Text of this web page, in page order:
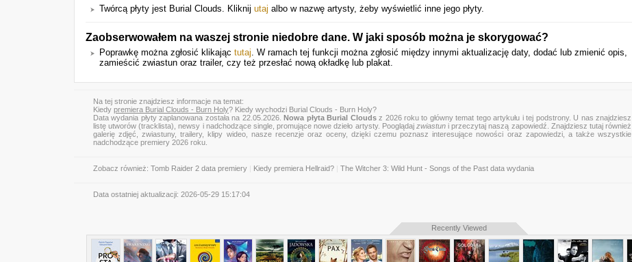
Twórcą płyty jest Burial Clouds. Kliknij utaj albo w nazwę artysty, żeby wyświetlić inne jego płyty.
Zaobserwowałem na waszej stronie niedobre dane. W jaki sposób można je skorygować?
Poprawkę można zgłosić klikając tutaj. W ramach tej funkcji można zgłosić między innymi aktualizację daty, dodać lub zmienić opis,
zamieścić zwiastun oraz trailer, czy też przesłać nową okładkę lub plakat.
Na tej stronie znajdziesz informacje na temat:
Kiedy premiera Burial Clouds - Burn Holy? Kiedy wychodzi Burial Clouds - Burn Holy?
Data wydania płyty zaplanowana została na 22.05.2026.Nowa płyta Burial Cloudsz 2026 roku to główny temat tego artykułu i tej podstrony. U nas znajdziesz
listę utworów (tracklista), newsy i nadchodzące single, promujące nowe dzieło artysty. Pooglądaj zwiastuni przeczytaj naszą zapowiedź. Znajdziesz tutaj również
galerię zdjęć, zwiastuny, trailery, klipy wideo, nasze recenzje oraz oceny, dzięki czemu poznasz interesujące nowości oraz zapowiedzi, a także wszystkie
nadchodzące premiery 2026 roku.
Zobacz również: Tomb Raider 2 data premiery Kiedy premiera Hellraid? The Witcher 3: Wild Hunt - Songs of the Past data wydania
Data ostatniej aktualizacji: 2026-05-29 15:17:04
Recently Viewed